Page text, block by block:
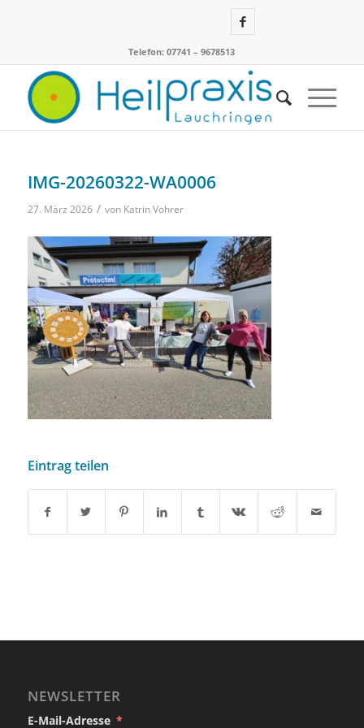
Telefon: 07741 – 9678513
IMG-20260322-WA0006
27. März 2026 / von Katrin Vohrer
Eintrag teilen
NEWSLETTER
E-Mail-Adresse